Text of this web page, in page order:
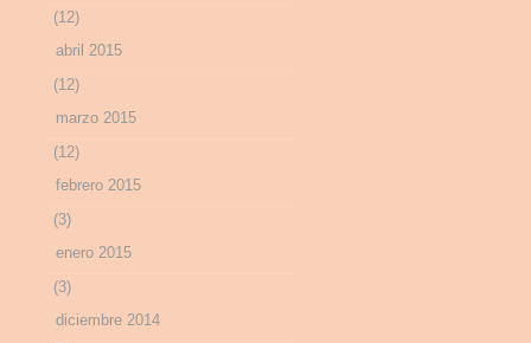
(12)
abril 2015
(12)
marzo 2015
(12)
febrero 2015
(3)
enero 2015
(3)
diciembre 2014